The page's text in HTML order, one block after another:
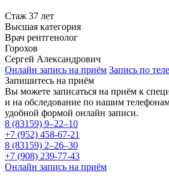
Стаж 37 лет
Высшая категория
Врач рентгенолог
Горохов
Сергей Александрович
Онлайн запись на приём Запись по
Запишитесь на приём
Вы можете записаться на приём к
и на обследование по нашим
удобной формой онлайн записи.
8 (83159) 9–22–10
+7 (952) 458-67-21
8 (83159) 2–26–30
+7 (908) 239-77-43
Онлайн запись на приём